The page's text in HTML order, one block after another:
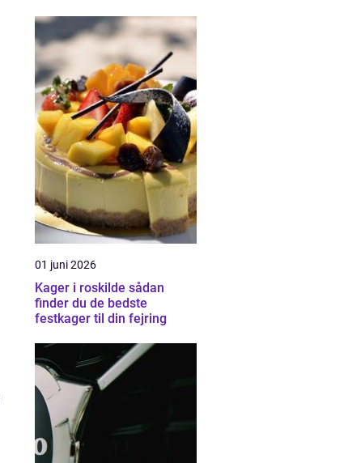
01 juni 2026
Kager i roskilde sådan
finder du de bedste
festkager til din fejring